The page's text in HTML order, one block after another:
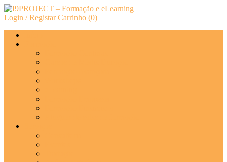
Login / Registar Carrinho (0)